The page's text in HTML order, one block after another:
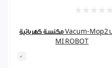
مكنسة كهربائية Vacum-Mop2 ultra
MI ROBOT